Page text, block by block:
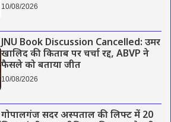
10/08/2026
JNU Book Discussion Cancelled: उमर
खालिद की किताब पर चर्चा रद्द, ABVP ने
फैसले को बताया जीत
10/08/2026
गोपालगंज सदर अस्पताल की लिफ्ट में 20